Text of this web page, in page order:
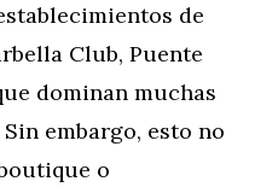
de
Club, Puente
dominan muchas
embargo, esto no
o